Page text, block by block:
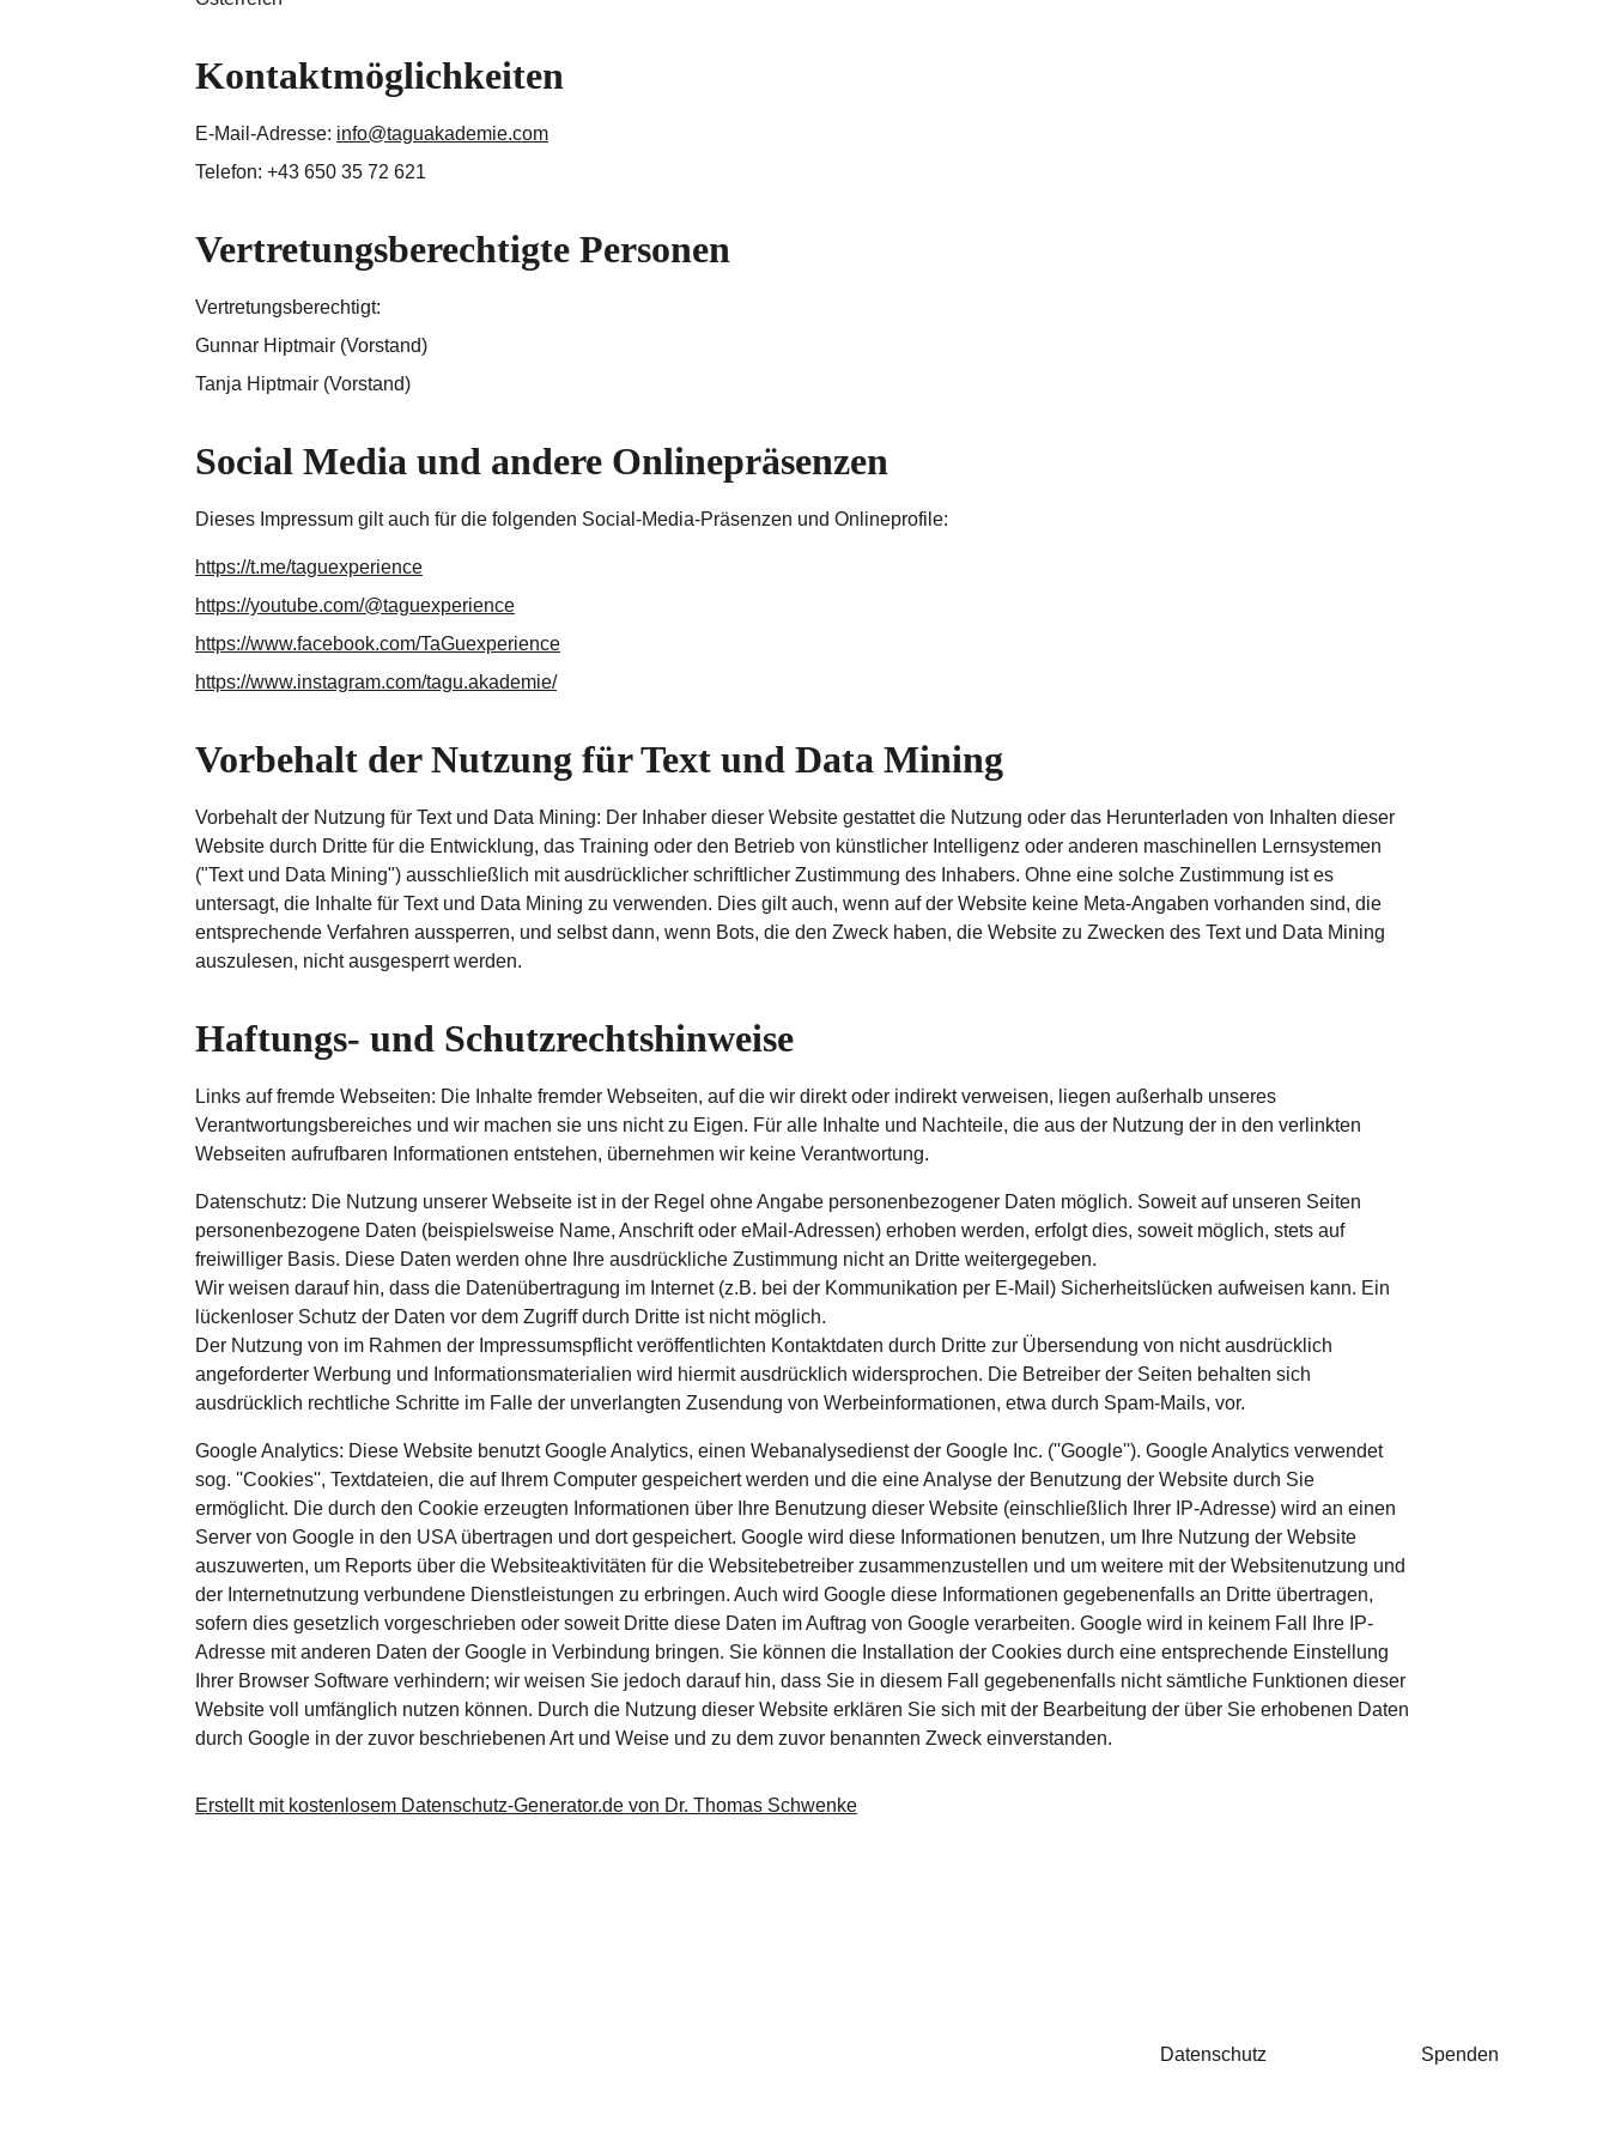
Kontaktmöglichkeiten
E-Mail-Adresse: info@taguakademie.com
Telefon: +43 650 35 72 621
Vertretungsberechtigte Personen
Vertretungsberechtigt:
Gunnar Hiptmair (Vorstand)
Tanja Hiptmair (Vorstand)
Social Media und andere Onlinepräsenzen
Dieses Impressum gilt auch für die folgenden Social-Media-Präsenzen und Onlineprofile:
https://t.me/taguexperience
https://youtube.com/@taguexperience
https://www.facebook.com/TaGuexperience
https://www.instagram.com/tagu.akademie/
Vorbehalt der Nutzung für Text und Data Mining
Vorbehalt der Nutzung für Text und Data Mining: Der Inhaber dieser Website gestattet die Nutzung oder das Herunterladen von Inhalten dieser
Website durch Dritte für die Entwicklung, das Training oder den Betrieb von künstlicher Intelligenz oder anderen maschinellen Lernsystemen
("Text und Data Mining") ausschließlich mit ausdrücklicher schriftlicher Zustimmung des Inhabers. Ohne eine solche Zustimmung ist es
untersagt, die Inhalte für Text und Data Mining zu verwenden. Dies gilt auch, wenn auf der Website keine Meta-Angaben vorhanden sind, die
entsprechende Verfahren aussperren, und selbst dann, wenn Bots, die den Zweck haben, die Website zu Zwecken des Text und Data Mining
auszulesen, nicht ausgesperrt werden.
Haftungs- und Schutzrechtshinweise
Links auf fremde Webseiten: Die Inhalte fremder Webseiten, auf die wir direkt oder indirekt verweisen, liegen außerhalb unseres
Verantwortungsbereiches und wir machen sie uns nicht zu Eigen. Für alle Inhalte und Nachteile, die aus der Nutzung der in den verlinkten
Webseiten aufrufbaren Informationen entstehen, übernehmen wir keine Verantwortung.
Datenschutz: Die Nutzung unserer Webseite ist in der Regel ohne Angabe personenbezogener Daten möglich. Soweit auf unseren Seiten
personenbezogene Daten (beispielsweise Name, Anschrift oder eMail-Adressen) erhoben werden, erfolgt dies, soweit möglich, stets auf
freiwilliger Basis. Diese Daten werden ohne Ihre ausdrückliche Zustimmung nicht an Dritte weitergegeben.
Wir weisen darauf hin, dass die Datenübertragung im Internet (z.B. bei der Kommunikation per E-Mail) Sicherheitslücken aufweisen kann. Ein
lückenloser Schutz der Daten vor dem Zugriff durch Dritte ist nicht möglich.
Der Nutzung von im Rahmen der Impressumspflicht veröffentlichten Kontaktdaten durch Dritte zur Übersendung von nicht ausdrücklich
angeforderter Werbung und Informationsmaterialien wird hiermit ausdrücklich widersprochen. Die Betreiber der Seiten behalten sich
ausdrücklich rechtliche Schritte im Falle der unverlangten Zusendung von Werbeinformationen, etwa durch Spam-Mails, vor.
Google Analytics: Diese Website benutzt Google Analytics, einen Webanalysedienst der Google Inc. (''Google''). Google Analytics verwendet
sog. ''Cookies'', Textdateien, die auf Ihrem Computer gespeichert werden und die eine Analyse der Benutzung der Website durch Sie
ermöglicht. Die durch den Cookie erzeugten Informationen über Ihre Benutzung dieser Website (einschließlich Ihrer IP-Adresse) wird an einen
Server von Google in den USA übertragen und dort gespeichert. Google wird diese Informationen benutzen, um Ihre Nutzung der Website
auszuwerten, um Reports über die Websiteaktivitäten für die Websitebetreiber zusammenzustellen und um weitere mit der Websitenutzung und
der Internetnutzung verbundene Dienstleistungen zu erbringen. Auch wird Google diese Informationen gegebenenfalls an Dritte übertragen,
sofern dies gesetzlich vorgeschrieben oder soweit Dritte diese Daten im Auftrag von Google verarbeiten. Google wird in keinem Fall Ihre IP-
Adresse mit anderen Daten der Google in Verbindung bringen. Sie können die Installation der Cookies durch eine entsprechende Einstellung
Ihrer Browser Software verhindern; wir weisen Sie jedoch darauf hin, dass Sie in diesem Fall gegebenenfalls nicht sämtliche Funktionen dieser
Website voll umfänglich nutzen können. Durch die Nutzung dieser Website erklären Sie sich mit der Bearbeitung der über Sie erhobenen Daten
durch Google in der zuvor beschriebenen Art und Weise und zu dem zuvor benannten Zweck einverstanden.
Erstellt mit kostenlosem Datenschutz-Generator.de von Dr. Thomas Schwenke
Datenschutz Spenden